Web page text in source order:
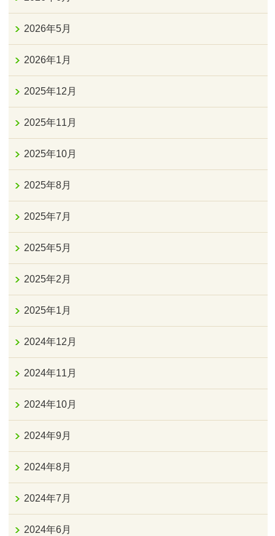
2026年5月
2026年1月
2025年12月
2025年11月
2025年10月
2025年8月
2025年7月
2025年5月
2025年2月
2025年1月
2024年12月
2024年11月
2024年10月
2024年9月
2024年8月
2024年7月
2024年6月